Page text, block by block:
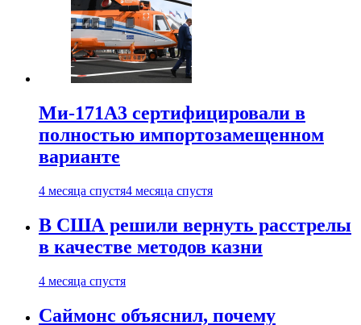
Ми-171А3 сертифицировали в
полностью импортозамещенном
варианте
4 месяца спустя4 месяца спустя
В США решили вернуть расстрелы
в качестве методов казни
4 месяца спустя
Саймонс объяснил, почему